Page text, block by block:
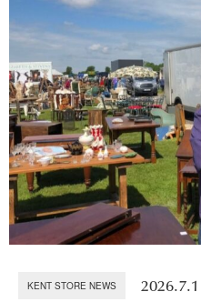
KENT STORE NEWS 2026.7.1